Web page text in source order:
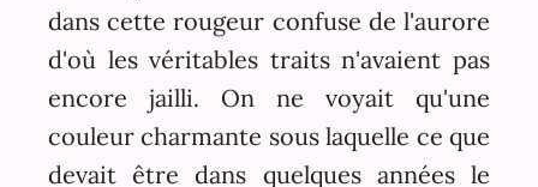
dans cette rougeur confuse de l'aurore
d'où les véritables traits n'avaient pas
encore jailli. On ne voyait qu'une
couleur charmante sous laquelle ce que
devait être dans quelques années le